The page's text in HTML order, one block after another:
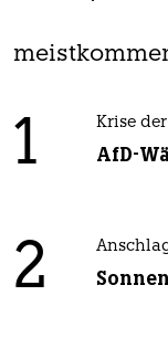
1 Krise
AfD-
2